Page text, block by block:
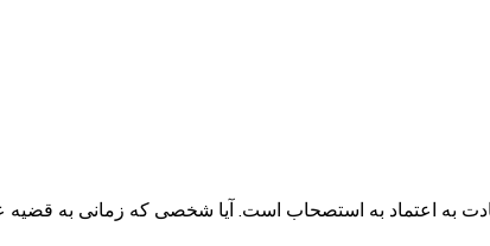
جواز شهادت به اعتماد به استصحاب است. آیا شخصی که زمانی به